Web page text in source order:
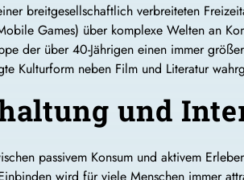
breitgesellschaftlich verbreiteten
Games) über komplexe Welten an
der über 40-Jährigen einen immer
Kulturform neben Film und Literatur
und
passivem Konsum und aktivem